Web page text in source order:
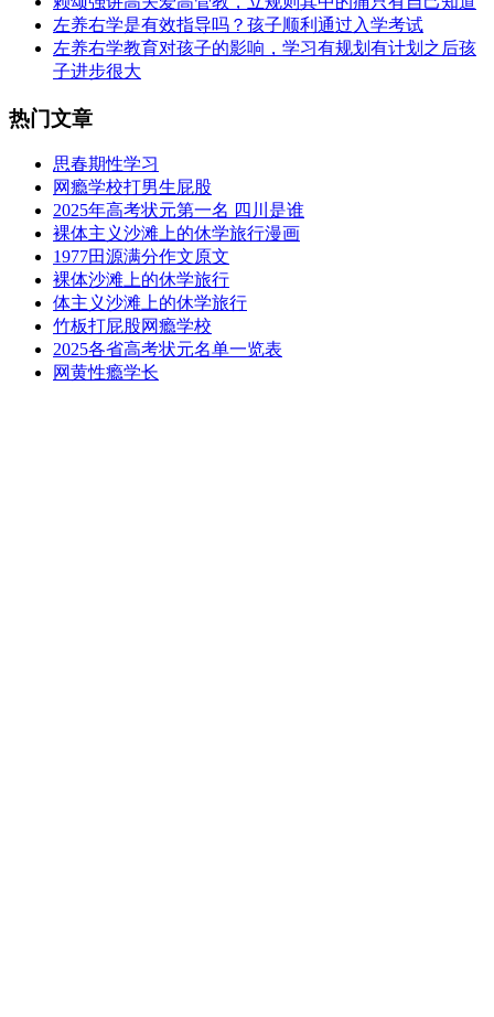
左养右学是有效指导吗？孩子顺利通过入学考试
左养右学教育对孩子的影响，学习有规划有计划之后孩
子进步很大
热门文章
思春期性学习
网瘾学校打男生屁股
2025年高考状元第一名 四川是谁
裸体主义沙滩上的休学旅行漫画
1977田源满分作文原文
裸体沙滩上的休学旅行
体主义沙滩上的休学旅行
竹板打屁股网瘾学校
2025各省高考状元名单一览表
网黄性瘾学长